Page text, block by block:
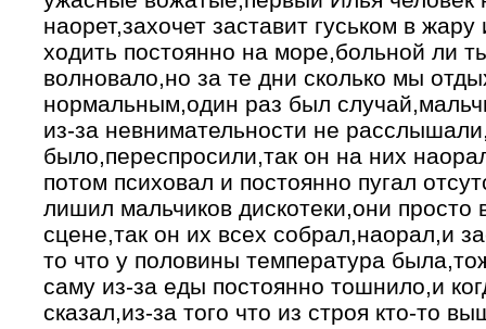
наорет,захочет заставит гуськом в
ходить постоянно на море,больной ли
волновало,но за те дни сколько мы
нормальным,один раз был
из-за невнимательности не
было,переспросили,так он на них
потом психовал и постоянно пугал
лишил мальчиков дискотеки,они просто
сцене,так он их всех собрал,наорал,и
то что у половины температура
саму из-за еды постоянно тошнило,и
сказал,из-за того что из строя кто-то